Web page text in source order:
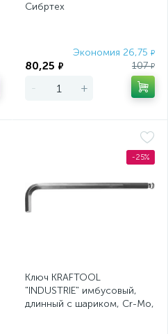
Сибртех
Экономия 26,75 ₽
80,25 ₽ 107₽
- +
-25%
Ключ KRAFTOOL
"INDUSTRIE" имбусовый,
длинный c шариком, Cr-Mo,